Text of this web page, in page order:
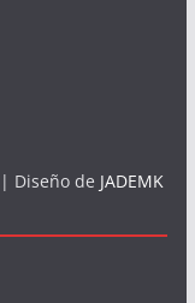
Diseño de JADEMK